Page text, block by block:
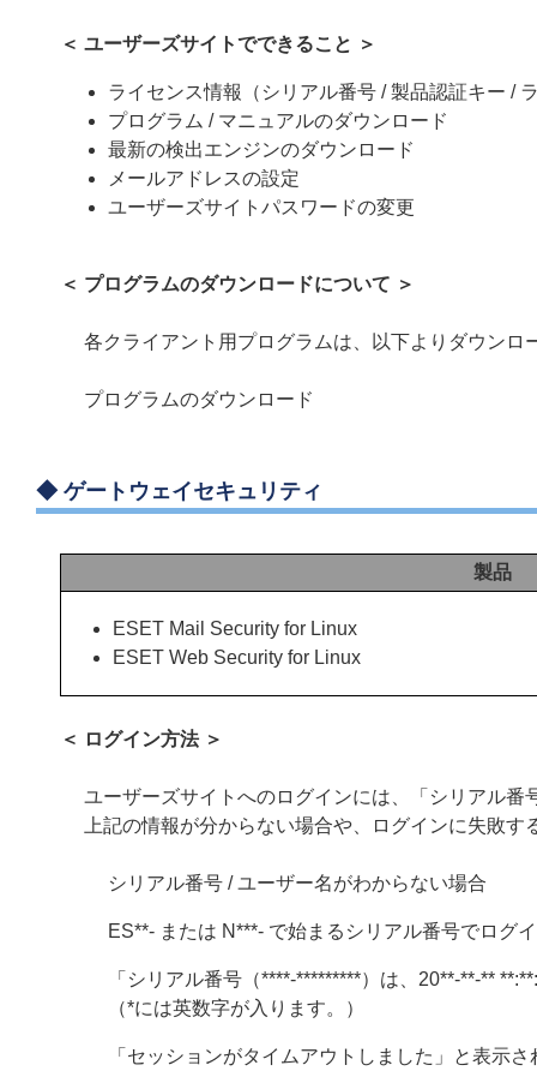
＜ ユーザーズサイトでできること ＞
ライセンス情報（シリアル番号 / 製品認証キー /
プログラム / マニュアルのダウンロード
最新の検出エンジンのダウンロード
メールアドレスの設定
ユーザーズサイトパスワードの変更
＜ プログラムのダウンロードについて ＞
各クライアント用プログラムは、以下よりダウンロ
プログラムのダウンロード
◆ ゲートウェイセキュリティ
製品
ESET Mail Security for Linux
ESET Web Security for Linux
＜ ログイン方法 ＞
ユーザーズサイトへのログインには、「シリアル
上記の情報が分からない場合や、ログインに失敗
シリアル番号 / ユーザー名がわからない場合
ES**- または N***- で始まるシリアル番号でログ
「シリアル番号（****-*********）は、20**-**-**
（*には英数字が入ります。）
「セッションがタイムアウトしました」と表示